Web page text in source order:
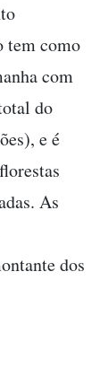
tem como
com
do
e é
As
dos